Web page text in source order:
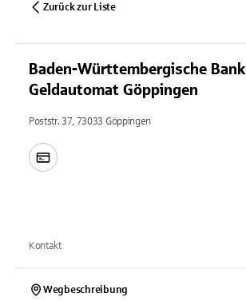
Zurück zur Liste
Baden-Württembergische Bank
Geldautomat Göppingen
Poststr. 37, 73033 Göppingen
Kontakt
Wegbeschreibung